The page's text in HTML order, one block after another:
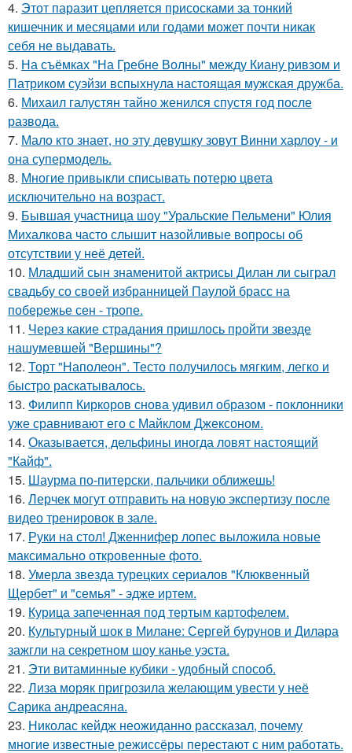
4. Этот паразит цепляется присосками за тонкий
кишечник и месяцами или годами может почти никак
себя не выдавать.
5. На съёмках "На Гребне Волны" между Киану ривзом и
Патриком суэйзи вспыхнула настоящая мужская дружба.
6. Михаил галустян тайно женился спустя год после
развода.
7. Мало кто знает, но эту девушку зовут Винни харлоу - и
она супермодель.
8. Многие привыкли списывать потерю цвета
исключительно на возраст.
9. Бывшая участница шоу "Уральские Пельмени" Юлия
Михалкова часто слышит назойливые вопросы об
отсутствии у неё детей.
10. Младший сын знаменитой актрисы Дилан ли сыграл
свадьбу со своей избранницей Паулой брасс на
побережье сен - тропе.
11. Через какие страдания пришлось пройти звезде
нашумевшей "Вершины"?
12. Торт "Наполеон". Тесто получилось мягким, легко и
быстро раскатывалось.
13. Филипп Киркоров снова удивил образом - поклонники
уже сравнивают его с Майклом Джексоном.
14. Оказывается, дельфины иногда ловят настоящий
"Кайф".
15. Шаурма по-питерски, пальчики оближешь!
16. Лерчек могут отправить на новую экспертизу после
видео тренировок в зале.
17. Руки на стол! Дженнифер лопес выложила новые
максимально откровенные фото.
18. Умерла звезда турецких сериалов "Клюквенный
Щербет" и "семья" - эдже иртем.
19. Курица запеченная под тертым картофелем.
20. Культурный шок в Милане: Сергей бурунов и Дилара
зажгли на секретном шоу канье уэста.
21. Эти витаминные кубики - удобный способ.
22. Лиза моряк пригрозила желающим увести у неё
Сарика андреасяна.
23. Николас кейдж неожиданно рассказал, почему
многие известные режиссёры перестают с ним работать.